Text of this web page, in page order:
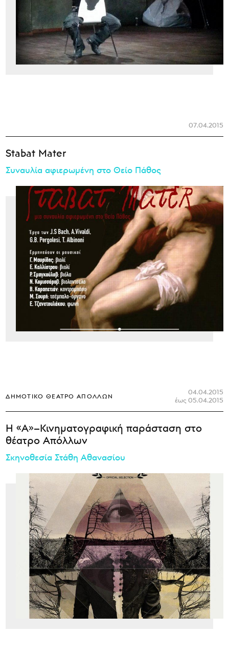
07.04.2015
Stabat Mater
Συναυλία αφιερωμένη στο Θείο Πάθος
04.04.2015
έως 05.04.2015
ΔΗΜΟΤΙΚΌ ΘΈΑΤΡΟ ΑΠΌΛΛΩΝ
Η «Α»–Κινηματογραφική παράσταση στo
θέατρο Απόλλων
Σκηνοθεσία Στάθη Αθανασίου